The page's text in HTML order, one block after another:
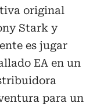
original
Stark y
es jugar
EA en un
para un